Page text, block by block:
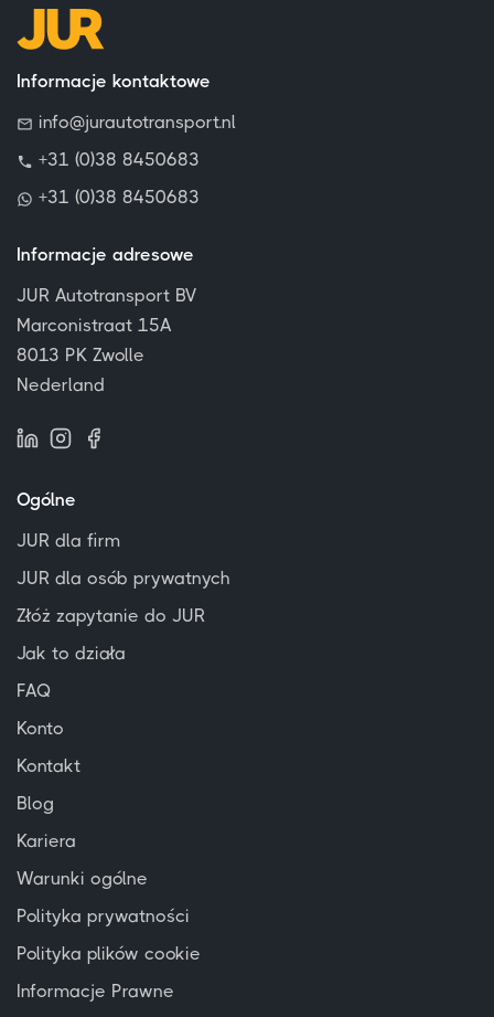
Informacje kontaktowe
info@jurautotransport.nl
+31 (0)38 8450683
+31 (0)38 8450683
Informacje adresowe
JUR Autotransport BV
Marconistraat 15A
8013 PK Zwolle
Nederland
Ogólne
JUR dla firm
JUR dla osób prywatnych
Złóż zapytanie do JUR
Jak to działa
FAQ
Konto
Kontakt
Blog
Kariera
Warunki ogólne
Polityka prywatności
Polityka plików cookie
Informacje Prawne